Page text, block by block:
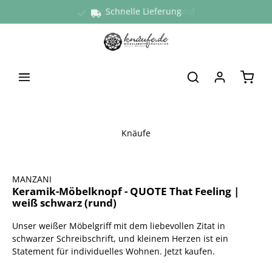
Schnelle Lieferung
Versand aus Deutschland
Knäufe
MANZANI
Keramik-Möbelknopf - QUOTE That Feeling |
weiß schwarz (rund)
Unser weißer Möbelgriff mit dem liebevollen Zitat in
schwarzer Schreibschrift, und kleinem Herzen ist ein
Statement für individuelles Wohnen. Jetzt kaufen.